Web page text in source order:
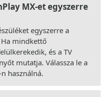
MX-et egyszerre
egyszerre a
Ha mindkettő
és a TV
mutatja. Válassza le a
használná.